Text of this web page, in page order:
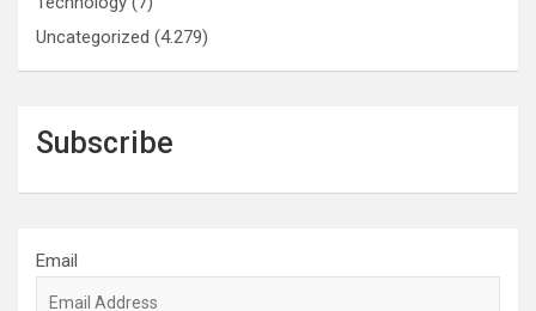
Uncategorized (4.279)
Subscribe
Email